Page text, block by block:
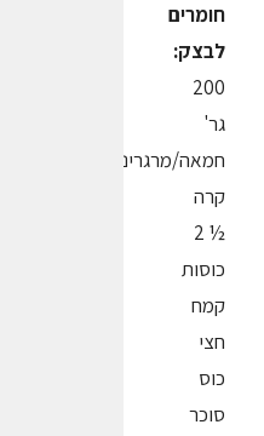
חומרים
לבצק:
200
גר'
חמאה/מרגרינה
קרה
½ 2
כוסות
קמח
חצי
כוס
סוכר